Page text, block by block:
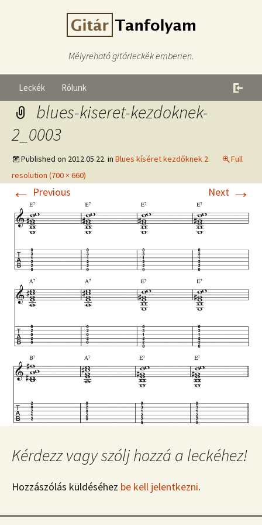
Mélyreható gitárleckék emberien.
Leckék Rólunk
blues-kiseret-kezdoknek-
2_0003
Published on 2012.05.22. in Blues kíséret kezdőknek 2.
Full
resolution (700 × 660)
← Previous Next →
Kérdezz vagy szólj hozzá a leckéhez!
Hozzászólás küldéséhez be kell jelentkezni.